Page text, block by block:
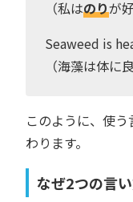
（私はのりが
Seaweed is
（海藻は体に
このように、使
わります。
なぜ2つの言